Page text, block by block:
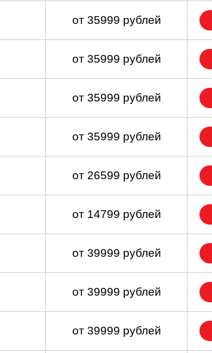
от 35999 рублей
от 35999 рублей
от 35999 рублей
от 35999 рублей
от 26599 рублей
от 14799 рублей
от 39999 рублей
от 39999 рублей
от 39999 рублей